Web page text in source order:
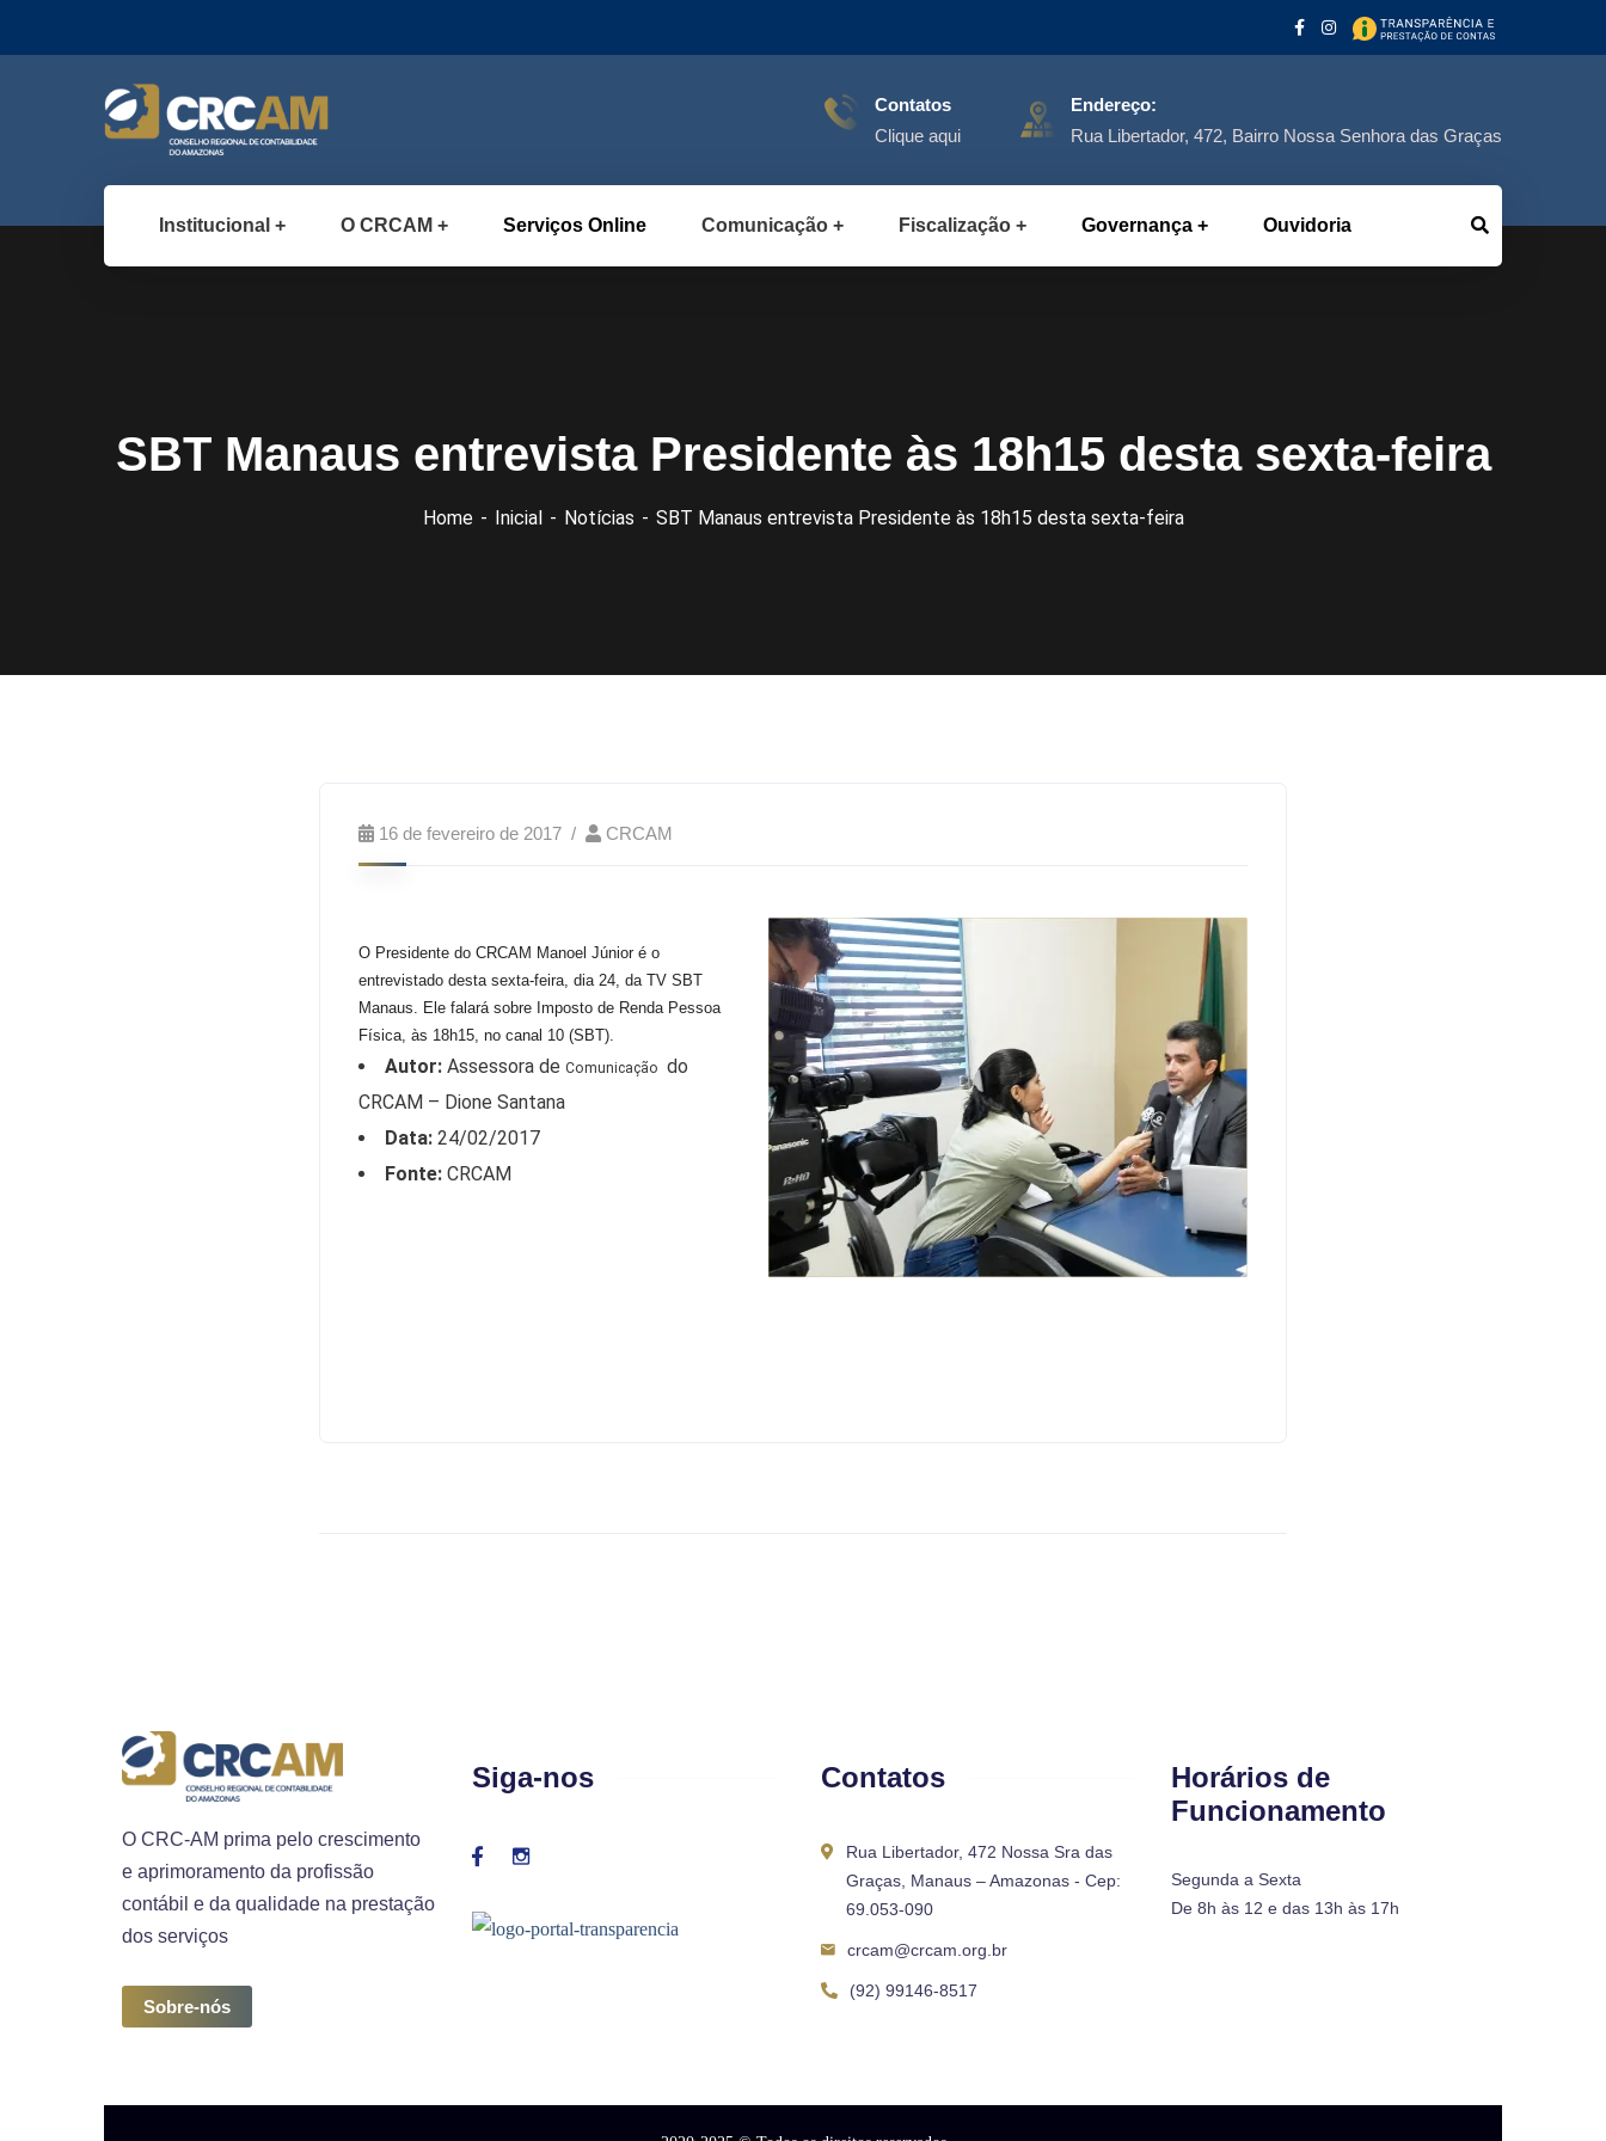
Contatos
Clique aqui
Endereço:
Rua Libertador, 472, Bairro Nossa Senhora das Graças
Institucional O CRCAM Serviços Online Comunicação Fiscalização Governança Ouvidoria
SBT Manaus entrevista Presidente às 18h15 desta sexta-feira
Home Inicial Notícias SBT Manaus entrevista Presidente às 18h15 desta sexta-feira
16 de fevereiro de 2017 CRCAM
O Presidente do CRCAM Manoel Júnior é o
entrevistado desta sexta-feira, dia 24, da TV SBT
Manaus. Ele falará sobre Imposto de Renda Pessoa
Física, às 18h15, no canal 10 (SBT).
Autor: Assessora de Comunicação do
CRCAM – Dione Santana
Data: 24/02/2017
Fonte: CRCAM
O CRC-AM prima pelo crescimento
e aprimoramento da profissão
contábil e da qualidade na prestação
dos serviços
Sobre-nós
Siga-nos Contatos
Rua Libertador, 472 Nossa Sra das
Graças, Manaus – Amazonas - Cep:
69.053-090
crcam@crcam.org.br
(92) 99146-8517
Horários de
Funcionamento
Segunda a Sexta
De 8h às 12 e das 13h às 17h